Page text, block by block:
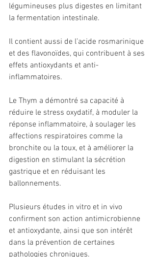
légumineuses plus digestes en limitant
la fermentation intestinale.
Il contient aussi de l’acide rosmarinique
et des flavonoïdes, qui contribuent à ses
effets antioxydants et anti-
inflammatoires.
Le Thym a démontré sa capacité à
réduire le stress oxydatif, à moduler la
réponse inflammatoire, à soulager les
affections respiratoires comme la
bronchite ou la toux, et à améliorer la
digestion en stimulant la sécrétion
gastrique et en réduisant les
ballonnements.
Plusieurs études in vitro et in vivo
confirment son action antimicrobienne
et antioxydante, ainsi que son intérêt
dans la prévention de certaines
pathologies chroniques.